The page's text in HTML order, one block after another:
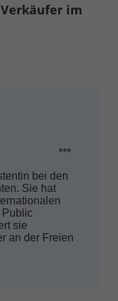
im
bei den
Sie hat
Public
sie
an der Freien